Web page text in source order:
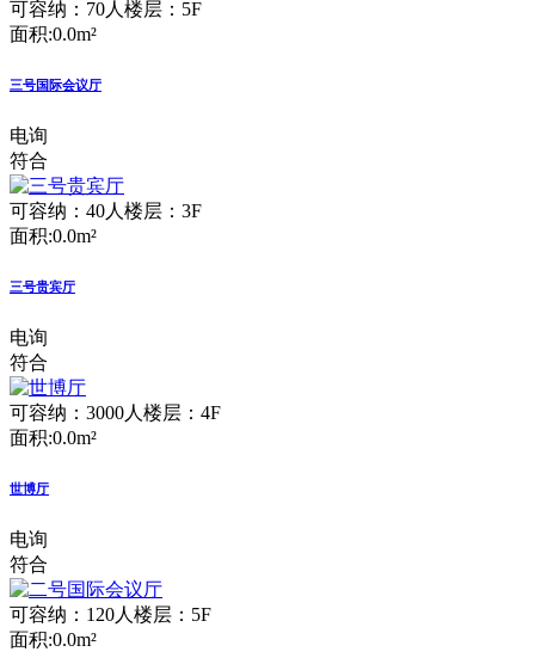
可容纳：70人 楼层：5F
面积:0.0m²
三号国际会议厅
电询
符合
可容纳：40人 楼层：3F
面积:0.0m²
三号贵宾厅
电询
符合
可容纳：3000人 楼层：4F
面积:0.0m²
世博厅
电询
符合
可容纳：120人 楼层：5F
面积:0.0m²